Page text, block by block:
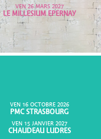
VEN 26 MARS 2027
LE MILLESIUM EPERNAY
VEN 16 OCTOBRE 2026
PMC STRASBOURG
VEN 15 JANVIER 2027
CHAUDEAU LUDRES